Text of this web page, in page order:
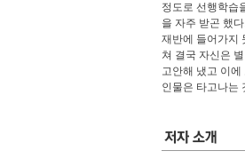
정도로 선행학습
을 자주 받곤 했
재반에 들어가지
쳐 결국 자신은
고안해 냈고 이
인물은 타고나는